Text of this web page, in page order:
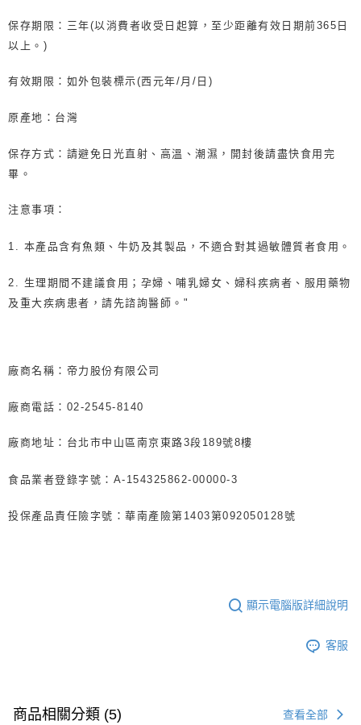
保存期限：三年(以消費者收受日起算，至少距離有效日期前365日
以上。)
有效期限：如外包裝標示(西元年/月/日)
原產地：台灣
保存方式：請避免日光直射、高溫、潮濕，開封後請盡快食用完
畢。
注意事項：
1. 本產品含有魚類、牛奶及其製品，不適合對其過敏體質者食用。
2. 生理期間不建議食用；孕婦、哺乳婦女、婦科疾病者、服用藥物
及重大疾病患者，請先諮詢醫師。"
廠商名稱：帝力股份有限公司
廠商電話：02-2545-8140
廠商地址：台北市中山區南京東路3段189號8樓
食品業者登錄字號：A-154325862-00000-3
投保產品責任險字號：華南產險第1403第092050128號
顯示電腦版詳細說明
客服
商品相關分類 (5) 查看全部